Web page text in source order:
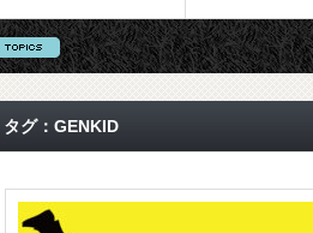
タグ：GENKID